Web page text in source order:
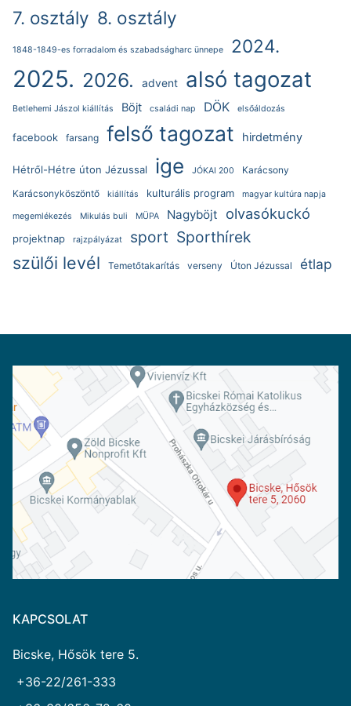
7. osztály 8. osztály
1848-1849-es forradalom és szabadságharc ünnepe 2024.
2025. 2026. advent alsó tagozat
Betlehemi Jászol kiállítás Böjt családi nap DÖK elsőáldozás
facebook farsang felső tagozat hirdetmény
Hétről-Hétre úton Jézussal ige JÓKAI 200
Karácsony
Karácsonyköszöntő
kiállítás kulturális program magyar kultúra napja
megemlékezés Mikulás buli MÜPA Nagyböjt olvasókuckó
projektnap rajzpályázat sport Sporthírek
szülői levél Temetőtakarítás verseny Úton Jézussal étlap
KAPCSOLAT
Bicske, Hősök tere 5.
+36-22/261-333